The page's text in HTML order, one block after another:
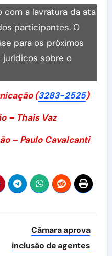
a lavratura da ata
participantes. O
para os próximos
jurídicos sobre o
(3283-2525)
– Thais Vaz
– Paulo Cavalcanti
Câmara aprova
inclusão de agentes